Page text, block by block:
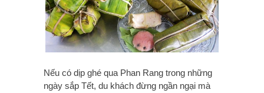
Nếu có dịp ghé qua Phan Rang trong những
ngày sắp Tết, du khách đừng ngần ngại mà